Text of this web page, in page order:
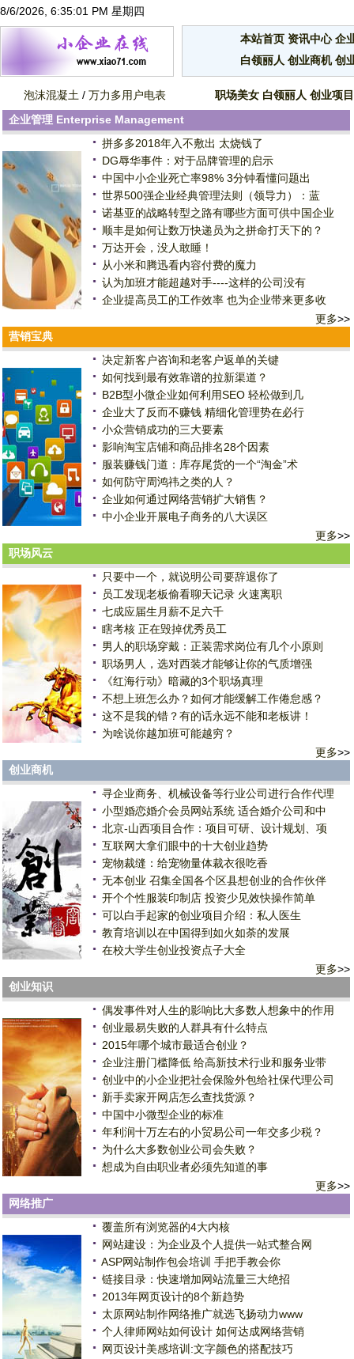
8/6/2026, 6:35:02 PM 星期四
本站首页 资讯中心 企
白领丽人 创业商机 创
泡沫混凝土 / 万力多用户电表 职场美女 白领丽人 创业项目
企业管理 Enterprise Management
拼多多2018年入不敷出 太烧钱了
DG辱华事件：对于品牌管理的启示
中国中小企业死亡率98% 3分钟看懂问题出
世界500强企业经典管理法则（领导力）：蓝
诺基亚的战略转型之路有哪些方面可供中国企业
顺丰是如何让数万快递员为之拼命打天下的？
万达开会，没人敢睡！
从小米和腾迅看内容付费的魔力
认为加班才能超越对手----这样的公司没有
企业提高员工的工作效率 也为企业带来更多收
更多>>
营销宝典
决定新客户咨询和老客户返单的关键
如何找到最有效靠谱的拉新渠道？
B2B型小微企业如何利用SEO 轻松做到几
企业大了反而不赚钱 精细化管理势在必行
小众营销成功的三大要素
影响淘宝店铺和商品排名28个因素
服装赚钱门道：库存尾货的一个“淘金”术
如何防守周鸿祎之类的人？
企业如何通过网络营销扩大销售？
中小企业开展电子商务的八大误区
更多>>
职场风云
只要中一个，就说明公司要辞退你了
员工发现老板偷看聊天记录 火速离职
七成应届生月薪不足六千
瞎考核 正在毁掉优秀员工
男人的职场穿戴：正装需求岗位有几个小原则
职场男人，选对西装才能够让你的气质增强
《红海行动》暗藏的3个职场真理
不想上班怎么办？如何才能缓解工作倦怠感？
这不是我的错？有的话永远不能和老板讲！
为啥说你越加班可能越穷？
更多>>
创业商机
寻企业商务、机械设备等行业公司进行合作代理
小型婚恋婚介会员网站系统 适合婚介公司和中
北京-山西项目合作：项目可研、设计规划、项
互联网大拿们眼中的十大创业趋势
宠物裁缝：给宠物量体裁衣很吃香
无本创业 召集全国各个区县想创业的合作伙伴
开个个性服装印制店 投资少见效快操作简单
可以白手起家的创业项目介绍：私人医生
教育培训以在中国得到如火如荼的发展
在校大学生创业投资点子大全
更多>>
创业知识
偶发事件对人生的影响比大多数人想象中的作用
创业最易失败的人群具有什么特点
2015年哪个城市最适合创业？
企业注册门槛降低 给高新技术行业和服务业带
创业中的小企业把社会保险外包给社保代理公司
新手卖家开网店怎么查找货源？
中国中小微型企业的标准
年利润十万左右的小贸易公司一年交多少税？
为什么大多数创业公司会失败？
想成为自由职业者必须先知道的事
更多>>
网络推广
覆盖所有浏览器的4大内核
网站建设：为企业及个人提供一站式整合网
ASP网站制作包会培训 手把手教会你
链接目录：快速增加网站流量三大绝招
2013年网页设计的8个新趋势
太原网站制作网络推广就选飞扬动力www
个人律师网站如何设计 如何达成网络营销
网页设计美感培训:文字颜色的搭配技巧